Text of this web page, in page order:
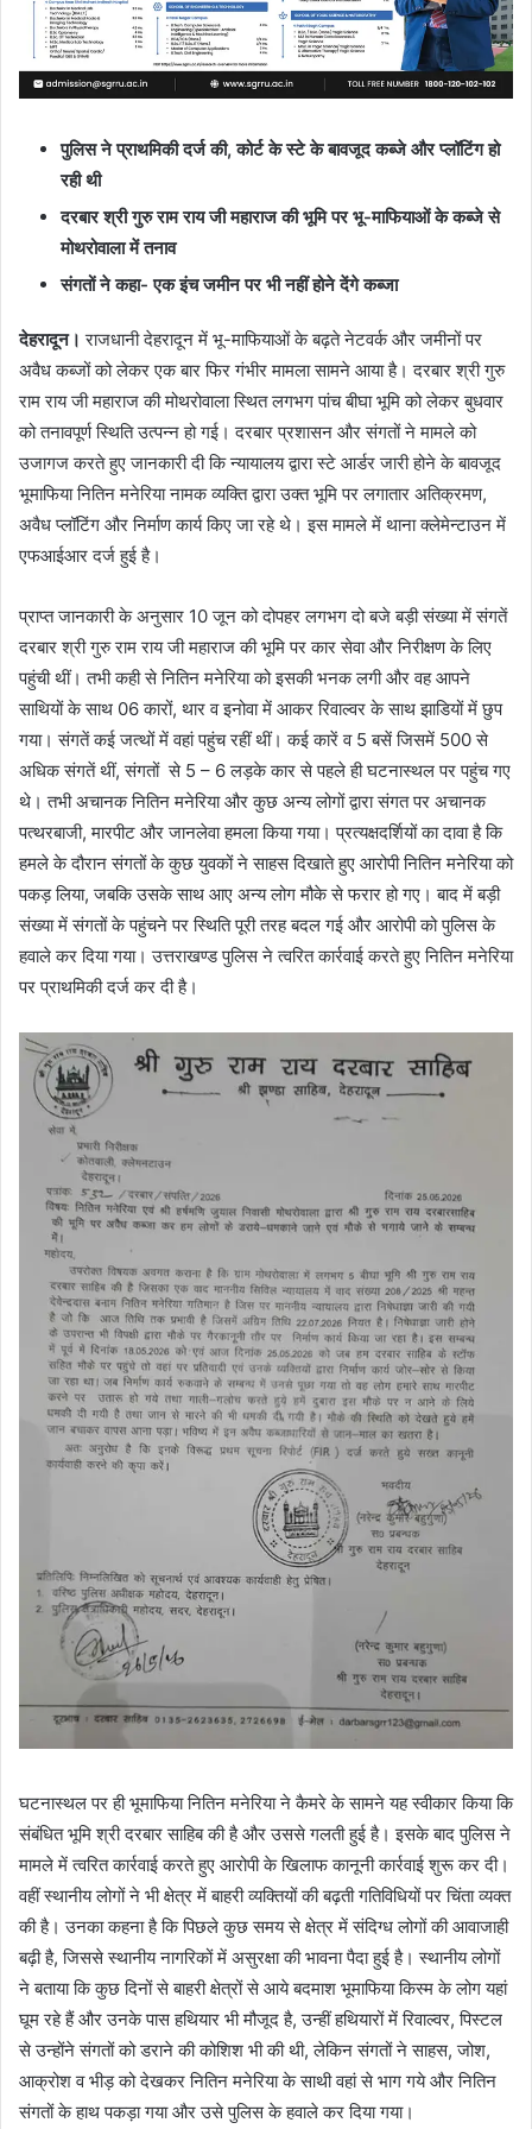
पुलिस ने प्राथमिकी दर्ज की, कोर्ट के स्टे के बावजूद कब्जे और प्लॉटिंग हो
रही थी
दरबार श्री गुरु राम राय जी महाराज की भूमि पर भू-माफियाओं के कब्जे से
मोथरोवाला में तनाव
संगतों ने कहा- एक इंच जमीन पर भी नहीं होने देंगे कब्जा
देहरादून। राजधानी देहरादून में भू-माफियाओं के बढ़ते नेटवर्क और जमीनों पर
अवैध कब्जों को लेकर एक बार फिर गंभीर मामला सामने आया है। दरबार श्री गुरु
राम राय जी महाराज की मोथरोवाला स्थित लगभग पांच बीघा भूमि को लेकर बुधवार
को तनावपूर्ण स्थिति उत्पन्न हो गई। दरबार प्रशासन और संगतों ने मामले को
उजागज करते हुए जानकारी दी कि न्यायालय द्वारा स्टे आर्डर जारी होने के बावजूद
भूमाफिया नितिन मनेरिया नामक व्यक्ति द्वारा उक्त भूमि पर लगातार अतिक्रमण,
अवैध प्लॉटिंग और निर्माण कार्य किए जा रहे थे। इस मामले में थाना क्लेमेन्टाउन में
एफआईआर दर्ज हुई है।
प्राप्त जानकारी के अनुसार 10 जून को दोपहर लगभग दो बजे बड़ी संख्या में संगतें
दरबार श्री गुरु राम राय जी महाराज की भूमि पर कार सेवा और निरीक्षण के लिए
पहुंची थीं। तभी कही से नितिन मनेरिया को इसकी भनक लगी और वह आपने
साथियों के साथ 06 कारों, थार व इनोवा में आकर रिवाल्वर के साथ झाडियों में छुप
गया। संगतें कई जत्थों में वहां पहुंच रहीं थीं। कई कारें व 5 बसें जिसमें 500 से
अधिक संगतें थीं, संगतों से 5 – 6 लड़के कार से पहले ही घटनास्थल पर पहुंच गए
थे। तभी अचानक नितिन मनेरिया और कुछ अन्य लोगों द्वारा संगत पर अचानक
पत्थरबाजी, मारपीट और जानलेवा हमला किया गया। प्रत्यक्षदर्शियों का दावा है कि
हमले के दौरान संगतों के कुछ युवकों ने साहस दिखाते हुए आरोपी नितिन मनेरिया को
पकड़ लिया, जबकि उसके साथ आए अन्य लोग मौके से फरार हो गए। बाद में बड़ी
संख्या में संगतों के पहुंचने पर स्थिति पूरी तरह बदल गई और आरोपी को पुलिस के
हवाले कर दिया गया। उत्तराखण्ड पुलिस ने त्वरित कार्रवाई करते हुए नितिन मनेरिया
पर प्राथमिकी दर्ज कर दी है।
घटनास्थल पर ही भूमाफिया नितिन मनेरिया ने कैमरे के सामने यह स्वीकार किया कि
संबंधित भूमि श्री दरबार साहिब की है और उससे गलती हुई है। इसके बाद पुलिस ने
मामले में त्वरित कार्रवाई करते हुए आरोपी के खिलाफ कानूनी कार्रवाई शुरू कर दी।
वहीं स्थानीय लोगों ने भी क्षेत्र में बाहरी व्यक्तियों की बढ़ती गतिविधियों पर चिंता व्यक्त
की है। उनका कहना है कि पिछले कुछ समय से क्षेत्र में संदिग्ध लोगों की आवाजाही
बढ़ी है, जिससे स्थानीय नागरिकों में असुरक्षा की भावना पैदा हुई है। स्थानीय लोगों
ने बताया कि कुछ दिनों से बाहरी क्षेत्रों से आये बदमाश भूमाफिया किस्म के लोग यहां
घूम रहे हैं और उनके पास हथियार भी मौजूद है, उन्हीं हथियारों में रिवाल्वर, पिस्टल
से उन्होंने संगतों को डराने की कोशिश भी की थी, लेकिन संगतों ने साहस, जोश,
आक्रोश व भीड़ को देखकर नितिन मनेरिया के साथी वहां से भाग गये और नितिन
संगतों के हाथ पकड़ा गया और उसे पुलिस के हवाले कर दिया गया।